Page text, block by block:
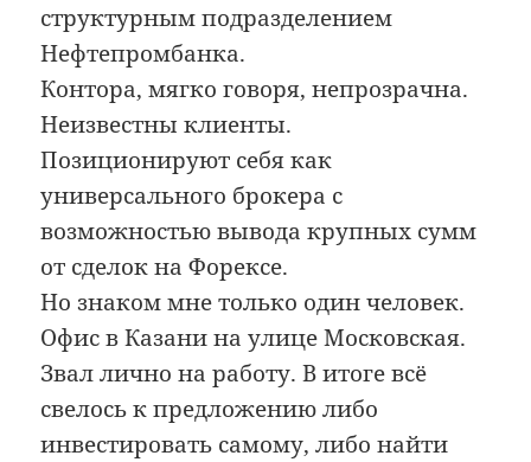
структурным подразделением
Нефтепромбанка.
Контора, мягко говоря, непрозрачна.
Неизвестны клиенты.
Позиционируют себя как
универсального брокера с
возможностью вывода крупных сумм
от сделок на Форексе.
Но знаком мне только один человек.
Офис в Казани на улице Московская.
Звал лично на работу. В итоге всё
свелось к предложению либо
инвестировать самому, либо найти